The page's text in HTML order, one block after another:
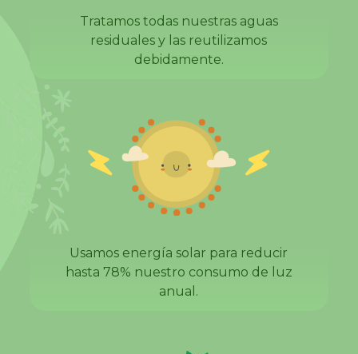
Tratamos todas nuestras aguas
residuales y las reutilizamos
debidamente.
Usamos energía solar para reducir
hasta 78% nuestro consumo de luz
anual.